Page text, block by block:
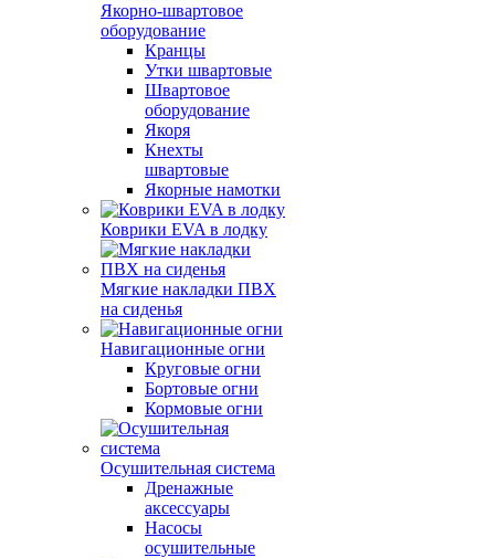
Якорно-швартовое
оборудование
Кранцы
Утки швартовые
Швартовое
оборудование
Якоря
Кнехты
швартовые
Якорные намотки
Коврики EVA в лодку
Мягкие накладки ПВХ
на сиденья
Навигационные огни
Круговые огни
Бортовые огни
Кормовые огни
Осушительная система
Дренажные
аксессуары
Насосы
осушительные